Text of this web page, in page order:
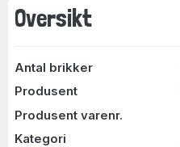
Oversikt
Antal brikker
Produsent
Produsent varenr.
Kategori